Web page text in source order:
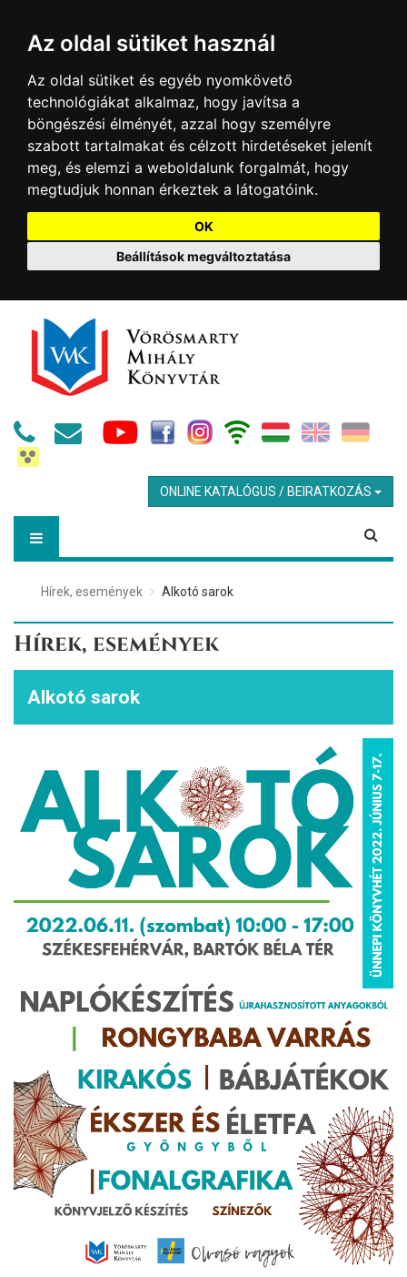
Az oldal sütiket használ
Az oldal sütiket és egyéb nyomkövető
technológiákat alkalmaz, hogy javítsa a
böngészési élményét, azzal hogy személyre
szabott tartalmakat és célzott hirdetéseket jelenít
meg, és elemzi a weboldalunk forgalmát, hogy
megtudjuk honnan érkeztek a látogatóink.
OK
Beállítások megváltoztatása
ONLINE KATALÓGUS / BEIRATKOZÁS
Hírek, események Alkotó sarok
Hírek, események
Alkotó sarok